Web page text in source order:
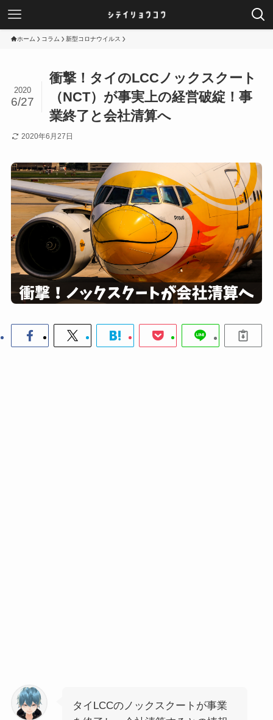
ホーム コラム 新型コロナウイルス
衝撃！タイのLCCノックスクート
（NCT）が事実上の経営破綻！事
業終了と会社清算へ
2020
6/27
2020年6月27日
タイLCCのノックスクートが事業